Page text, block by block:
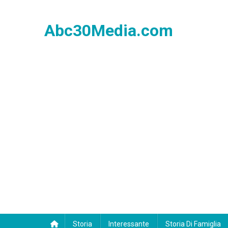
Abc30Media.com
Storia Interessante Storia Di Famiglia